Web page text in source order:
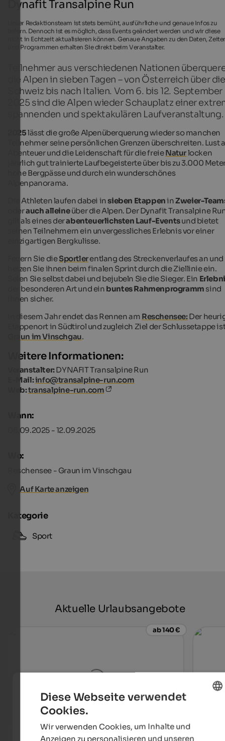
Dynafit Transalpine Run
Unser Redaktionsteam ist stets bemüht, ausführliche und genaue Infos zu
liefern. Dennoch ist es möglich, dass Events geändert werden und wir diese
nicht in Echtzeit aktualisieren können. Genaue Angaben zu den Daten,
und Programmen erhalten Sie direkt beim Veranstalter.
Teilnehmer aus verschiedenen Nationen
die Alpen in sieben Tagen – von Österreich über die
Schweiz bis nach Italien. Vom 6. bis 12. September
2025 sind die Alpen wieder Schauplatz einer
spannenden und spektakulären Laufveranstaltung.
2025lässt die große Alpenüberquerung wieder so manchen
Teilnehmer seine persönlichen Grenzen überschreiten. Lust
Abenteuer und die Leidenschaft für die freieNaturlocken
jährlich gut trainierte Laufbegeisterte über bis zu 3.000
hohe Bergpässe und durch ein wunderschönes
Alpenpanorama.
Die Athleten laufen dabei insieben EtappeninZweier-
oderauch alleineüber die Alpen. Der Dynafit Transalpine
gilt als eines derabenteuerlichsten Lauf-Eventsund bietet
seinen Teilnehmern ein unvergessliches Erlebnis vor einer
einzigartigen Bergkulisse.
Feuern Sie dieSportlerentlang des Streckenverlaufes an und
heizen Sie ihnen beim finalen Sprint durch die Ziellinie ein.
Seien Sie selbst dabei und bejubeln Sie die Sieger. Ein
der besonderen Art und ein buntes Rahmenprogramm sind
Ihnen sicher.
In diesem Jahr endet das Rennen am Reschensee: Der
Etappenort in Südtirol und zugleich Ziel der Schlussetappe
Graun im Vinschgau.
Weitere Informationen:
Veranstalter:DYNAFIT Transalpine Run
E-Mail:info@transalpine-run.com
Web:transalpine-run.com
Wann:
06.09.2025 - 12.09.2025
Wo:
Reschensee - Graun im Vinschgau
Auf Karte anzeigen
Kategorie
Sport
Aktuelle Urlaubsangebote
ab 140 €
Hotel Sand
GERMAN
Diese Webseite verwendet
Cookies.
Wir verwenden Cookies, um Inhalte und
Anzeigen zu personalisieren und unseren